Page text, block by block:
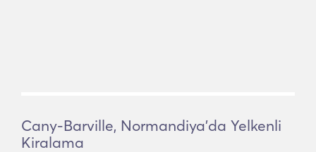
Cany-Barville, Normandiya'da Yelkenli
Kiralama